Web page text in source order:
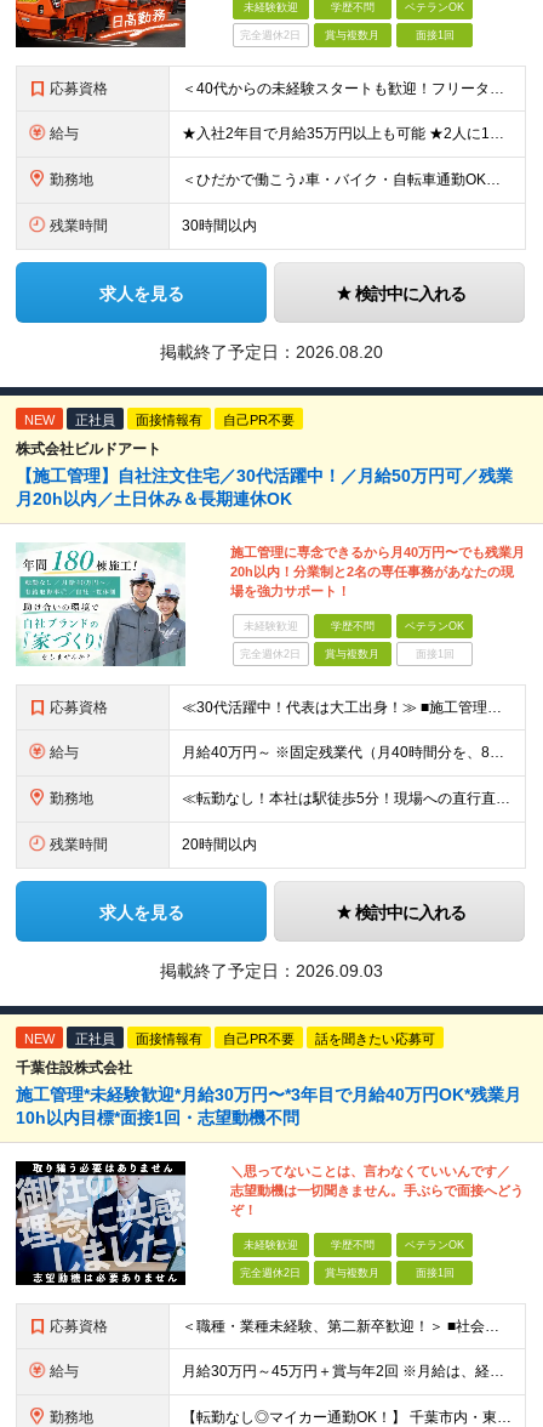
未経験歓迎 学歴不問 ベテランOK
完全週休2日 賞与複数月 面接1回
応募資格 ＜40代からの未経験スタートも歓迎！フリーターでもOK＞ type経由での入社者多数！ほぼ全員未経験スタートです◎ ★自己PR＆志望理由必要ナシ ★応募者全員面接 ★未経験OK ★社会人経験初めても
給与 ★入社2年目で月給35万円以上も可能 ★2人に1人以上が年収500万円以上 （今後年収500万円以上の層はさらに増える予定。年収500万円以下は多くが直近入社者） ★免許取得にかかる費用は会社が全額負
勤務地 ＜ひだかで働こう♪車・バイク・自転車通勤OK！埼玉エリア勤務＞ 埼玉県日高市大字田波目581-3（日高市役所の近く） └転勤なし！ └通勤費上限3万円まで支給 └駐車場完備 【社員の方のお住まい先】
残業時間 30時間以内
求人を見る 検討中に入れる
掲載終了予定日： 2026.08.20
NEW 正社員 面接情報有 自己PR不要
株式会社ビルドアート
【施工管理】自社注文住宅／30代活躍中！／月給50万円可／残業
月20h以内／土日休み＆長期連休OK
施工管理に専念できるから月40万円〜でも残業月
20h以内！分業制と2名の専任事務があなたの現
場を強力サポート！
未経験歓迎 学歴不問 ベテランOK
完全週休2日 賞与複数月 面接1回
応募資格 ≪30代活躍中！代表は大工出身！≫ ■施工管理の実務経験がある方／木造施工管理経験者歓迎◎ ★S造・RC造（マンションや店舗）の経験のみでもOK！木造のノウハウは入社後にしっかり教えます！ ■学歴不問
給与 月給40万円～ ※固定残業代（月40時間分を、8万3000円～）を含む。上記を超える時間外労働分は追加で支給します ※試用期間6ヶ月（期間中の待遇・条件は変わりません） ★年間180棟の安定した
勤務地 ≪転勤なし！本社は駅徒歩5分！現場への直行直帰もあり◎≫ 以下のエリアの現場をお任せします。 ■東京都 │23区（新宿・渋谷・港・世田谷・目黒・大田・杉並・中野・練馬・品川） │多摩エリア（町田・
残業時間 20時間以内
求人を見る 検討中に入れる
掲載終了予定日： 2026.09.03
NEW 正社員 面接情報有 自己PR不要 話を聞きたい応募可
千葉住設株式会社
施工管理*未経験歓迎*月給30万円〜*3年目で月給40万円OK*残業月
10h以内目標*面接1回・志望動機不問
＼思ってないことは、言わなくていいんです／
志望動機は一切聞きません。手ぶらで面接へどう
ぞ！
未経験歓迎 学歴不問 ベテランOK
完全週休2日 賞与複数月 面接1回
応募資格 ＜職種・業種未経験、第二新卒歓迎！＞ ■社会人経験をお持ちの方 ■学歴不問 ★特別なスキルや資格、建築業界の知識は一切不要！「安定した収入を得たい」「今の生活を変えたい」など、志望理由はなんでもOK
給与 月給30万円～45万円＋賞与年2回 ※月給は、経験やスキル、資格に応じて決定します ※月給には、固定残業代（62,900円～110,700円/月40時間分）を含みます。超過分は別途全額支給します
勤務地 【転勤なし◎マイカー通勤OK！】 千葉市内・東京23区内の現場でご活躍いただきます！ ※直行直帰のケースもあります ■本社： 千葉県松戸市稔台5-7-8 ※（変更の範囲）上記を除く当社関連勤務地